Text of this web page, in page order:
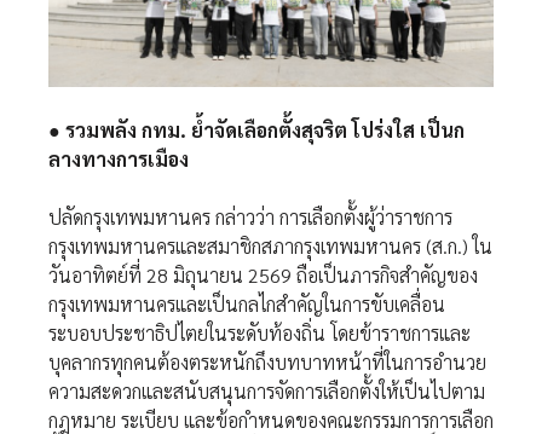
● รวมพลัง กทม. ย้ำจัดเลือกตั้งสุจริต โปร่งใส เป็นก
ลางทางการเมือง
ปลัดกรุงเทพมหานคร กล่าวว่า การเลือกตั้งผู้ว่าราชการ
กรุงเทพมหานครและสมาชิกสภากรุงเทพมหานคร (ส.ก.) ใน
วันอาทิตย์ที่ 28 มิถุนายน 2569 ถือเป็นภารกิจสำคัญของ
กรุงเทพมหานครและเป็นกลไกสำคัญในการขับเคลื่อน
ระบอบประชาธิปไตยในระดับท้องถิ่น โดยข้าราชการและ
บุคลากรทุกคนต้องตระหนักถึงบทบาทหน้าที่ในการอำนวย
ความสะดวกและสนับสนุนการจัดการเลือกตั้งให้เป็นไปตาม
กฎหมาย ระเบียบ และข้อกำหนดของคณะกรรมการการเลือก